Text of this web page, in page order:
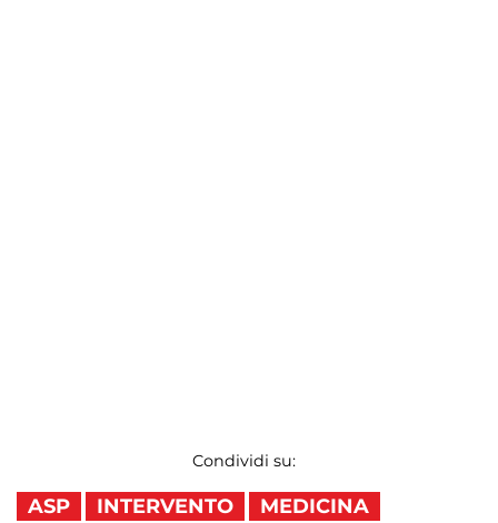
Condividi su:
ASP INTERVENTO MEDICINA